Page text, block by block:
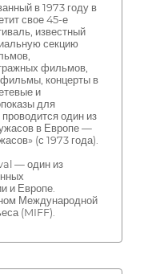
в 1973 году в
свое 45-е
известный
секцию
фильмов,
концерты в
и
для
один из
в Европе —
(с 1973 года).
— один из
и Европе.
Международной
(MIFF).